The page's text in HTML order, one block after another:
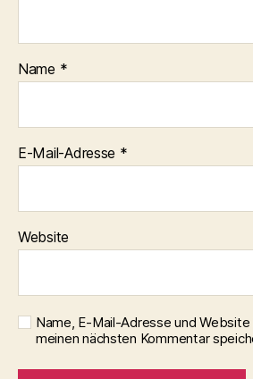
Name *
E-Mail-Adresse *
Website
Name, E-Mail-Adresse und
meinen nächsten Kommentar